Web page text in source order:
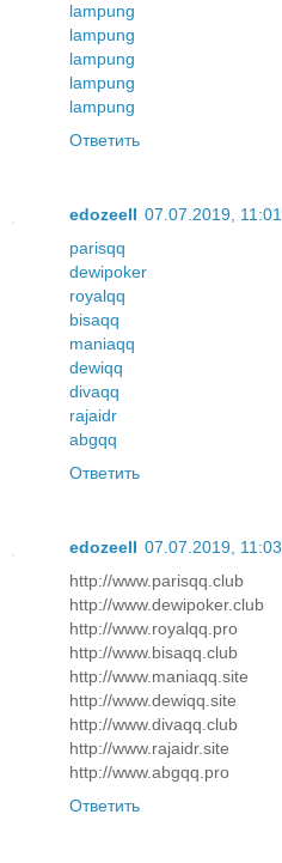
lampung
lampung
lampung
lampung
lampung
Ответить
edozeell 07.07.2019, 11:01
parisqq
dewipoker
royalqq
bisaqq
maniaqq
dewiqq
divaqq
rajaidr
abgqq
Ответить
edozeell 07.07.2019, 11:03
http://www.parisqq.club
http://www.dewipoker.club
http://www.royalqq.pro
http://www.bisaqq.club
http://www.maniaqq.site
http://www.dewiqq.site
http://www.divaqq.club
http://www.rajaidr.site
http://www.abgqq.pro
Ответить